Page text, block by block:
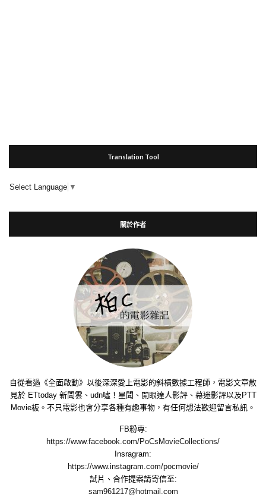
Translation Tool
Select Language ▼
關於作者
自從看過《全面啟動》以後深深愛上電影的斜槓數據工程師，電影文章散
見於 ETtoday 新聞雲、udn噓！星聞、開眼達人影評、幕迷影評以及PTT
Movie板。不只電影也會分享各種有趣事物，有任何想法歡迎留言私訊。
FB粉專:
https://www.facebook.com/PoCsMovieCollections/
Insragram:
https://www.instagram.com/pocmovie/
試片、合作提案請寄信至:
sam961217@hotmail.com